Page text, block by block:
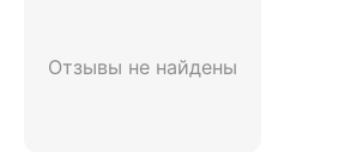
Отзывы не найдены